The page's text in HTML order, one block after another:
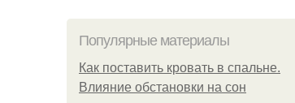
Популярные материалы
Как поставить кровать в спальне.
Влияние обстановки на сон